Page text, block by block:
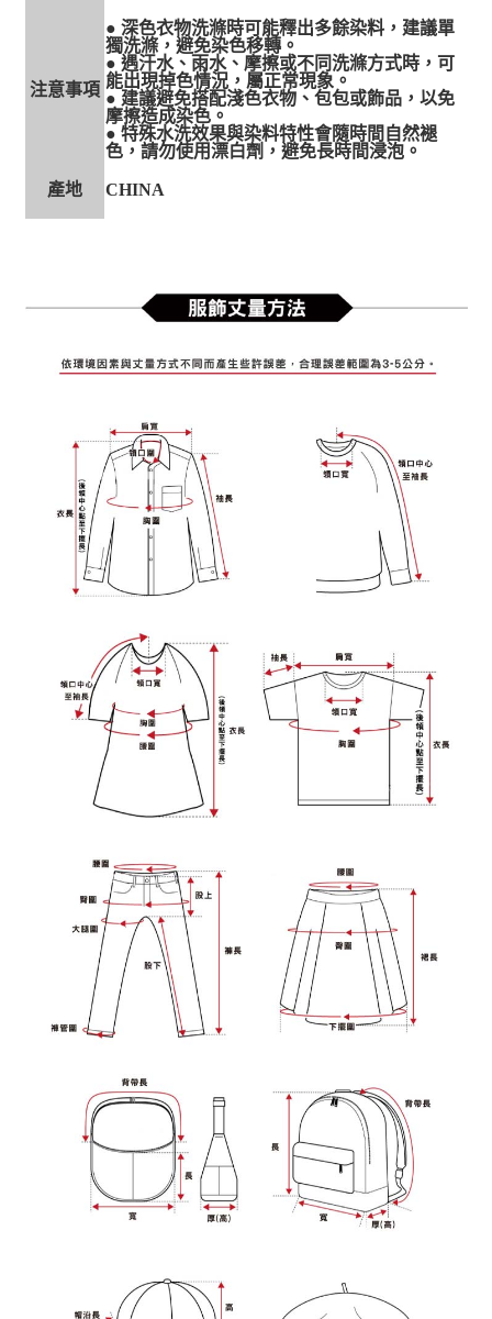
注意事項
● 深色衣物洗滌時可能釋出多餘染料，建議單
獨洗滌，避免染色移轉。
● 遇汗水、雨水、摩擦或不同洗滌方式時，可
能出現掉色情況，屬正常現象。
● 建議避免搭配淺色衣物、包包或飾品，以免
摩擦造成染色。
● 特殊水洗效果與染料特性會隨時間自然褪
色，請勿使用漂白劑，避免長時間浸泡。
產地 CHINA